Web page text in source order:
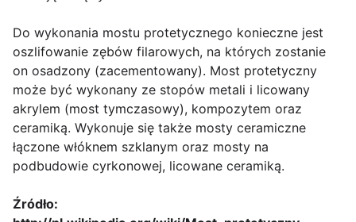
Do wykonania mostu protetycznego konieczne jest
oszlifowanie zębów filarowych, na których zostanie
on osadzony (zacementowany). Most protetyczny
może być wykonany ze stopów metali i licowany
akrylem (most tymczasowy), kompozytem oraz
ceramiką. Wykonuje się także mosty ceramiczne
łączone włóknem szklanym oraz mosty na
podbudowie cyrkonowej, licowane ceramiką.
Źródło: